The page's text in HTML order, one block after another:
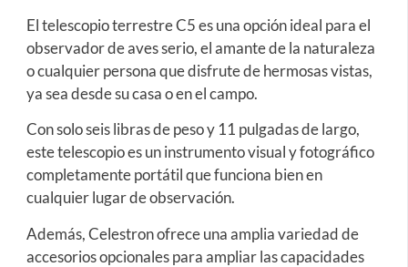
El telescopio terrestre C5 es una opción ideal para el
observador de aves serio, el amante de la naturaleza
o cualquier persona que disfrute de hermosas vistas,
ya sea desde su casa o en el campo.
Con solo seis libras de peso y 11 pulgadas de largo,
este telescopio es un instrumento visual y fotográfico
completamente portátil que funciona bien en
cualquier lugar de observación.
Además, Celestron ofrece una amplia variedad de
accesorios opcionales para ampliar las capacidades